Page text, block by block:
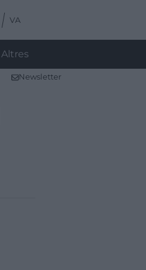
VA
Altres
Newsletter